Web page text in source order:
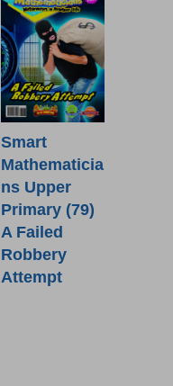
Smart
Mathematicia
ns Upper
Primary (79)
A Failed
Robbery
Attempt